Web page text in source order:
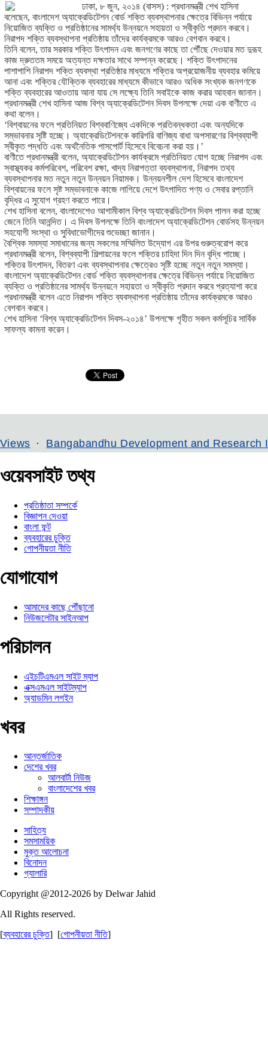
ঢাকা, ৮ জুন, ২০১৪ (বাসস) : প্রধানমন্ত্রী শেখ হাসিনা
বলেছেন, বাংলাদেশ অ্যাক্রেডিটেশন বোর্ড শক্তি ব্যবস্থাপনার ক্ষেত্রে বিভিন্ন পর্যায়ে
নিয়োজিত ব্যক্তি ও প্রতিষ্ঠানের সামর্থ্য উন্নয়নে সহায়তা ও স্বীকৃতি প্রদান করবে।
নিরাপদ শক্তি ব্যবস্থাপনা প্রতিষ্ঠায় তাঁদের কার্যক্রমকে আরও বেগবান করবে।
তিনি বলেন, তার সরকার শক্তি উৎপাদন এবং জনগণের কাছে তা পৌঁছে দেওয়ার মত দুরূহ
কাজ দ্রুততম সময়ে অত্যন্ত দক্ষতার সাথে সম্পন্ন করেছে। শক্তি উৎপাদনের
পাশাপাশি নিরাপদ শক্তি ব্যবস্থা প্রতিষ্ঠার মাধ্যমে শক্তির অপ্রয়োজনীয় ব্যবহার কমিয়ে
আনা এবং শক্তির যৌক্তিক ব্যবহারের মাধ্যমে কীভাবে আরও অধিক সংখ্যক জনগণকে
শক্তি ব্যবহারের আওতায় আনা যায় সে লক্ষ্যে তিনি সবাইকে কাজ করার আহবান জানান।
প্রধানমন্ত্রী শেখ হাসিনা আজ বিশ্ব অ্যাক্রেডিটেশন দিবস উপলক্ষে দেয়া এক বাণীতে এ
কথা বলেন।
‘বিশ্বায়নের ফলে প্রতিনিয়ত বিশ্ববাণিজ্যে একদিকে প্রতিবন্ধকতা এবং অন্যদিকে
সম্ভাবনার সৃষ্টি হচ্ছে। অ্যাক্রেডিটেশনকে কারিগরি বাণিজ্য বাধা অপসারণের বিশ্বব্যাপী
স্বীকৃত পদ্ধতি এবং অর্থনৈতিক পাসপোর্ট হিসেবে বিবেচনা করা হয়।’
বাণীতে প্রধানমন্ত্রী বলেন, অ্যাক্রেডিটেশন কার্যক্রমে প্রতিনিয়ত যোগ হচ্ছে নিরাপদ এবং
স্বাস্থ্যকর কর্মপরিবেশ, পরিবেশ রক্ষা, খাদ্য নিরাপত্তা ব্যবস্থাপনা, নিরাপদ তথ্য
ব্যবস্থাপনার মত নতুন নতুন উন্নয়ন নিয়ামক। উন্নয়নশীল দেশ হিসেবে বাংলাদেশ
বিশ্বায়নের ফলে সৃষ্ট সম্ভাবনাকে কাজে লাগিয়ে দেশে উৎপাদিত পণ্য ও সেবার রপ্তানি
বৃদ্ধির এ সুযোগ গ্রহণ করতে পারে।
শেখ হাসিনা বলেন, বাংলাদেশেও আগামীকাল বিশ্ব অ্যাক্রেডিটেশন দিবস পালন করা হচ্ছে
জেনে তিনি আনন্দিত। এ দিবস উপলক্ষে তিনি বাংলাদেশ অ্যাক্রেডিটেশন বোর্ডসহ উন্নয়ন
সহযোগী সংস্থা ও সুবিধাভোগীদের শুভেচ্ছা জানান।
বৈশ্বিক সমস্যা সমাধানের জন্য সকলের সম্মিলিত উদ্যোগ এর উপর গুরুত্বরোপ করে
প্রধানমন্ত্রী বলেন, বিশ্বব্যাপী শিল্পায়নের ফলে শক্তির চাহিদা দিন দিন বৃদ্ধি পাচ্ছে।
শক্তির উৎপাদন, বিতরণ এবং ব্যবস্থাপনার ক্ষেত্রেও সৃষ্টি হচ্ছে নতুন নতুন সমস্যা।
বাংলাদেশ অ্যাক্রেডিটেশন বোর্ড শক্তি ব্যবস্থাপনার ক্ষেত্রে বিভিন্ন পর্যায়ে নিয়োজিত
ব্যক্তি ও প্রতিষ্ঠানের সামর্থ্য উন্নয়নে সহায়তা ও স্বীকৃতি প্রদান করবে প্রত্যাশা করে
প্রধানমন্ত্রী বলেন এতে নিরাপদ শক্তি ব্যবস্থাপনা প্রতিষ্ঠায় তাঁদের কার্যক্রমকে আরও
বেগবান করবে।
শেখ হাসিনা ‘বিশ্ব অ্যাক্রেডিটেশন দিবস-২০১৪’ উপলক্ষে গৃহীত সকল কর্মসূচির সার্বিক
সাফল্য কামনা করেন।
Development and Research Institute
ওয়েবসাইট তথ্য
প্রতিষ্ঠাতা সম্পর্কে
বিজ্ঞাপন দেওয়া
বাংলা ফন্ট
ব্যবহারের চুক্তি
গোপনীয়তা নীতি
যোগাযোগ
আমাদের কাছে পৌঁছানো
নিউজলেটার সাইনআপ
পরিচালন
এইচটিএমএল সাইট ম্যাপ
এক্সএমএল সাইটম্যাপ
অ্যাডমিন লগইন
খবর
আন্তর্জাতিক
দেশের খবর
আলবার্টা নিউজ
বাংলাদেশের খবর
শিক্ষাঙ্গন
সম্পাদকীয়
সাহিত্য
সমসাময়িক
মুক্ত আলোচনা
বিনোদন
গ্যালারি
Copyright @2012-2026 by Delwar Jahid
All Rights reserved.
[ব্যবহারের চুক্তি] [গোপনীয়তা নীতি]